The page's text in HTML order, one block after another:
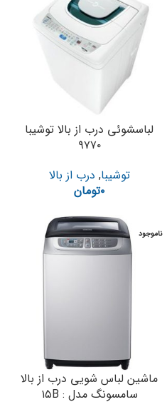
لباسشوئی درب از بالا توشیبا
۹۷۷۰
توشیبا, درب از بالا
۰تومان
ناموجود
ماشین لباس شویی درب از بالا
سامسونگ مدل : ۱۵B